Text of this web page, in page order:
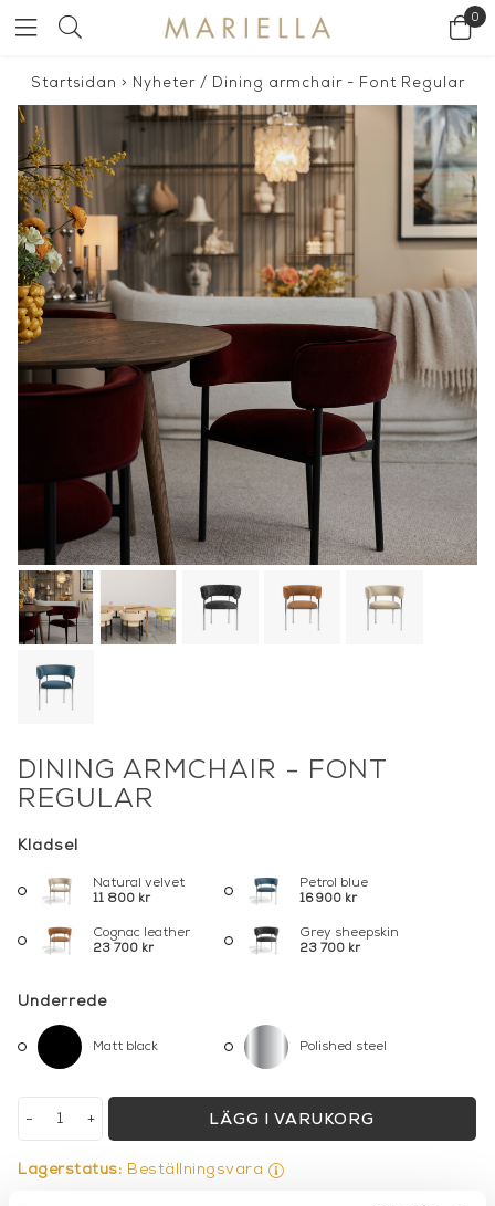
0
Startsidan > Nyheter/ Dining armchair - Font Regular
DINING ARMCHAIR - FONT
REGULAR
Klädsel
Natural velvet
11 800 kr
Petrol blue
16 900 kr
Cognac leather
23 700 kr
Grey sheepskin
23 700 kr
Underrede
Matt black Polished steel
+
- LÄGG I VARUKORG
Lagerstatus: Beställningsvara